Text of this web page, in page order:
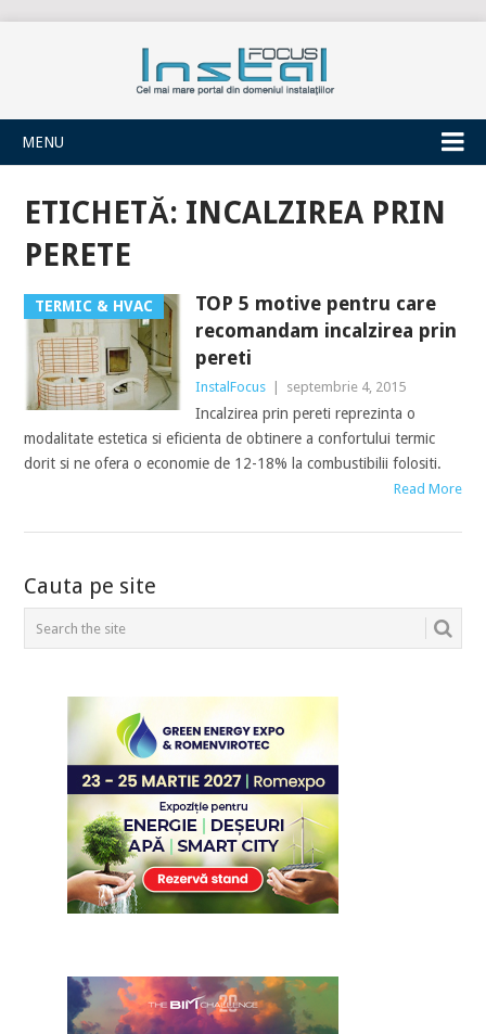
INSTALFOCUS
MENU
ETICHETĂ: INCALZIREA PRIN
PERETE
TERMIC & HVAC
TOP 5 motive pentru care
recomandam incalzirea prin
pereti
InstalFocus septembrie 4, 2015
Incalzirea prin pereti reprezinta o
modalitate estetica si eficienta de obtinere a confortului termic
dorit si ne ofera o economie de 12-18% la combustibilii folositi.
Read More
POSTS
NAVIGATION
Cauta pe site